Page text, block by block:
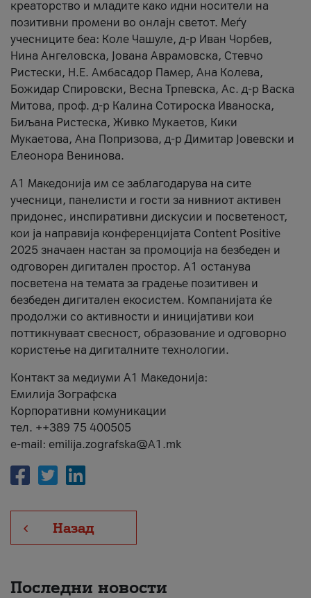
креаторство и младите како идни носители на
позитивни промени во онлајн светот. Меѓу
учесниците беа: Коле Чашуле, д-р Иван Чорбев,
Нина Ангеловска, Јована Аврамовска, Стевчо
Ристески, Н.Е. Амбасадор Памер, Ана Колева,
Божидар Спировски, Весна Трпевска, Ас. д-р Васка
Митова, проф. д-р Калина Сотироска Иваноска,
Биљана Ристеска, Живко Мукаетов, Кики
Мукаетова, Ана Попризова, д-р Димитар Јовевски и
Елеонора Венинова.
А1 Македонија им се заблагодарува на сите
учесници, панелисти и гости за нивниот активен
придонес, инспиративни дискусии и посветеност,
кои ја направија конференцијата Content Positive
2025 значаен настан за промоција на безбеден и
одговорен дигитален простор. А1 останува
посветена на темата за градење позитивен и
безбеден дигитален екосистем. Компанијата ќе
продолжи со активности и иницијативи кои
поттикнуваат свесност, образование и одговорно
користење на дигиталните технологии.
Контакт за медиуми А1 Македонија:
Емилија Зографска
Корпоративни комуникации
тел. ++389 75 400505
e-mail: emilija.zografska@A1.mk
Назад
Последни новости